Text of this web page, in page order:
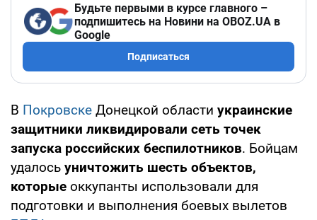
Будьте первыми в курсе главного –
подпишитесь на Новини на OBOZ.UA в
Google
Подписаться
В Покровске Донецкой области украинские
защитники ликвидировали сеть точек
запуска российских беспилотников. Бойцам
удалось уничтожить шесть объектов,
которые оккупанты использовали для
подготовки и выполнения боевых вылетов